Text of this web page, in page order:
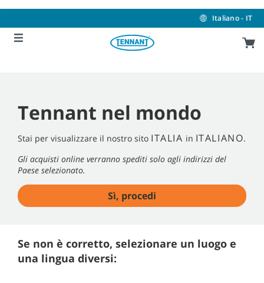
content
navigation
menu
Italiano - IT
Tennant nel mondo
Stai per visualizzare il nostro sito ITALIA in ITALIANO.
Gli acquisti online verranno spediti solo agli indirizzi del
Paese selezionato.
Sì, procedi
Se non è corretto, selezionare un luogo e
una lingua diversi: